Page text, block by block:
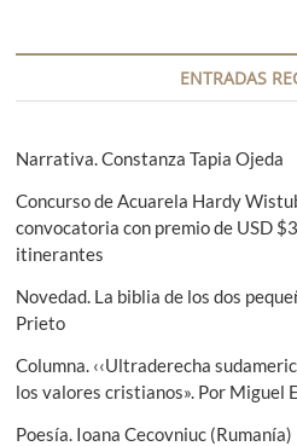
i
ó
n
d
e
e
n
t
r
e
i
r
:
s
i
u
e
n
ENTRADAS
Narrativa. Constanza Tapia Ojeda
Concurso de Acuarela Hardy
convocatoria con premio de USD
itinerantes
Novedad. La biblia de los dos
Prieto
Columna. ‹‹Ultraderecha
los valores cristianos». Por Miguel
Poesía. Ioana Cecovniuc (Rumanía)